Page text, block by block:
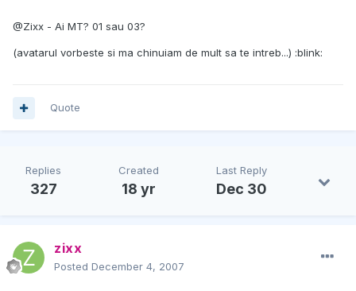
@Zixx - Ai MT? 01 sau 03?
(avatarul vorbeste si ma chinuiam de mult sa te intreb...) :blink:
Quote
Replies
327
Created
18 yr
Last Reply
Dec 30
zixx
Posted December 4, 2007